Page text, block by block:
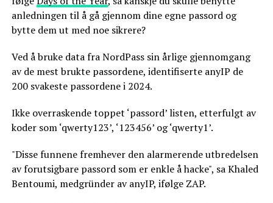
anledningen til å gå gjennom dine egne passord og
bytte dem ut med noe sikrere?
Ved å bruke data fra NordPass sin årlige gjennomgang
av de mest brukte passordene, identifiserte anyIP de
200 svakeste passordene i 2024.
Ikke overraskende toppet ‘passord’ listen, etterfulgt av
koder som ‘qwerty123’, ‘123456’ og ‘qwerty1’.
"Disse funnene fremhever den alarmerende utbredelsen
av forutsigbare passord som er enkle å hacke", sa Khaled
Bentoumi, medgründer av anyIP, ifølge ZAP.